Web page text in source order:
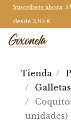
Suscríbete ahora:
desde 3,95 €
Tienda
unidades)